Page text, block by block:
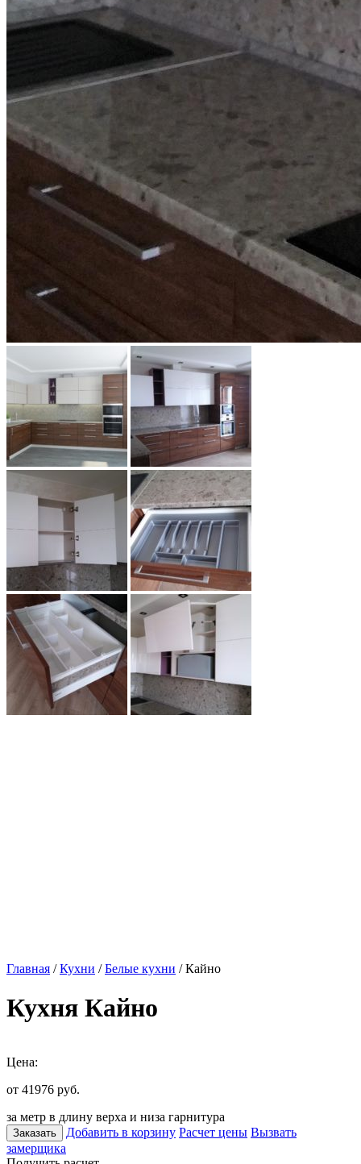
Главная /Кухни /Белые кухни / Кайно
Кухня Кайно
Цена:
от 41976 руб.
за метр в длину верха и низа гарнитура
Заказать Добавить в корзину Расчет цены Вызвать
замерщика